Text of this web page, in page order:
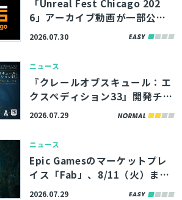
「Unreal Fest Chicago 202
6」アーカイブ動画が一部公
開。UE5.8の新機能やバージョ
マンス最適化解説など
2026.07.30
ニュース
『クレールオブスキュール：エ
クスペディション33』開発チー
ムの講演資料4本が公開。シー
ント
2026.07.29
ニュース
Epic Gamesのマーケットプレ
イス「Fab」、8/11（火）まで
の期間限定で無料コンテンツを
2026.07.29